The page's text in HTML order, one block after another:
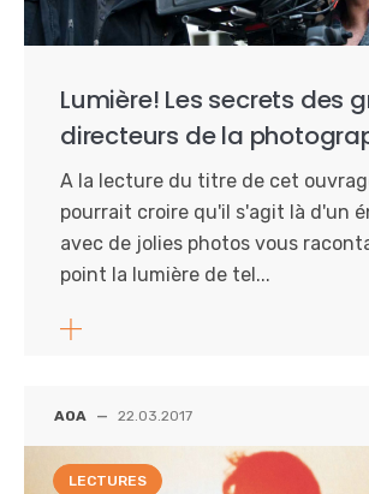
Lumière! Les secrets des
directeurs de la
A la lecture du titre de cet
pourrait croire qu'il s'agit là d'un
avec de jolies photos vous
point la lumière de tel...
AOA — 22.03.2017
LECTURES